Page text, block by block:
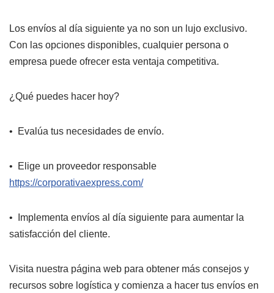
Los envíos al día siguiente ya no son un lujo exclusivo.
Con las opciones disponibles, cualquier persona o
empresa puede ofrecer esta ventaja competitiva.
¿Qué puedes hacer hoy?
•⁠ ⁠Evalúa tus necesidades de envío.
•⁠ Elige un proveedor responsable
https://corporativaexpress.com/
•⁠ ⁠Implementa envíos al día siguiente para aumentar la
satisfacción del cliente.
Visita nuestra página web para obtener más consejos y
recursos sobre logística y comienza a hacer tus envíos en